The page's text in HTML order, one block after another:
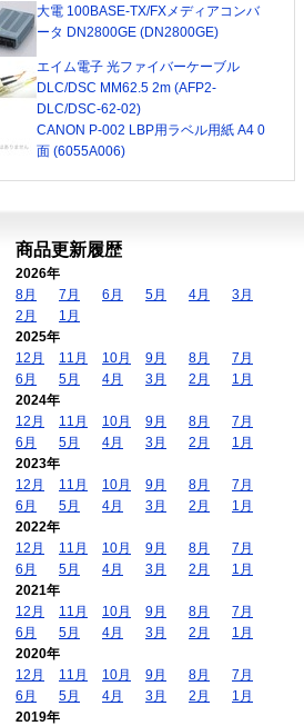
大電 100BASE-TX/FXメディアコンバ
ータ DN2800GE (DN2800GE)
エイム電子 光ファイバーケーブル
DLC/DSC MM62.5 2m (AFP2-
DLC/DSC-62-02)
CANON P-002 LBP用ラベル用紙 A4 0
面 (6055A006)
商品更新履歴
2026年
8月
7月 6月 5月 4月
3月
2月
1月
2025年
12月
11月 10月 9月 8月
7月
6月
5月 4月 3月 2月
1月
2024年
12月
11月 10月 9月 8月
7月
6月
5月 4月 3月 2月
1月
2023年
12月
11月 10月 9月 8月
7月
6月
5月 4月 3月 2月
1月
2022年
12月
11月 10月 9月 8月
7月
6月
5月 4月 3月 2月
1月
2021年
12月
11月 10月 9月 8月
7月
6月
5月 4月 3月 2月
1月
2020年
12月
11月 10月 9月 8月
7月
6月
5月 4月 3月 2月
1月
2019年